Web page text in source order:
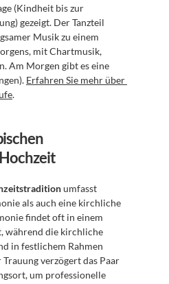
(Kindheit bis zur
gezeigt. Der Tanzteil
Musik zu einem
mit Chartmusik,
Am Morgen gibt es eine
Erfahren Sie mehr über
.
umfasst
als auch eine kirchliche
findet oft in einem
während die kirchliche
in festlichem Rahmen
verzögert das Paar
um professionelle